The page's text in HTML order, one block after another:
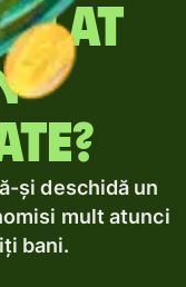
și deschidă un
mult atunci
bani.